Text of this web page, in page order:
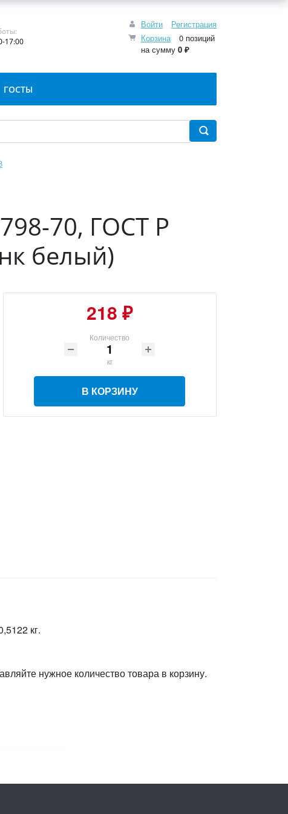
Войти
Регистрация
Корзина
0 позиций
на сумму 0 ₽
17:00
ГОСТЫ
70, ГОСТ Р
белый)
218 ₽
Количество
кг
В КОРЗИНУ
кг.
нужное количество товара в корзину.